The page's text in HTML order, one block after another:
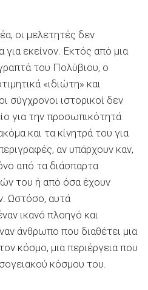
οι μελετητές δεν
εκείνον. Εκτός από μια
του Πολύβιου, ο
«ιδιώτη» και
σύγχρονοι ιστορικοί δεν
για την προσωπικότητά
και τα κίνητρά του για
αν υπάρχουν καν,
από τα διάσπαρτα
του ή από όσα έχουν
Ωστόσο, αυτά
ικανό πλοηγό και
άνθρωπο που διαθέτει μια
κόσμο, μια περιέργεια που
κόσμου του.